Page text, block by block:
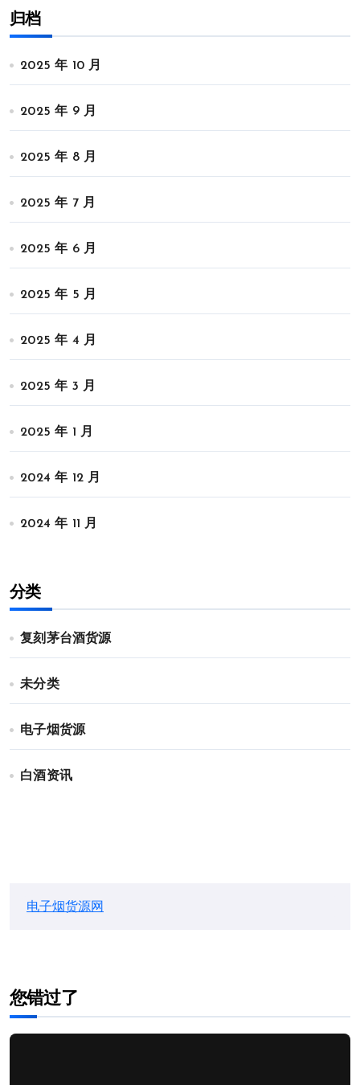
归档
2025 年 10 月
2025 年 9 月
2025 年 8 月
2025 年 7 月
2025 年 6 月
2025 年 5 月
2025 年 4 月
2025 年 3 月
2025 年 1 月
2024 年 12 月
2024 年 11 月
分类
复刻茅台酒货源
未分类
电子烟货源
白酒资讯
电子烟货源网
您错过了